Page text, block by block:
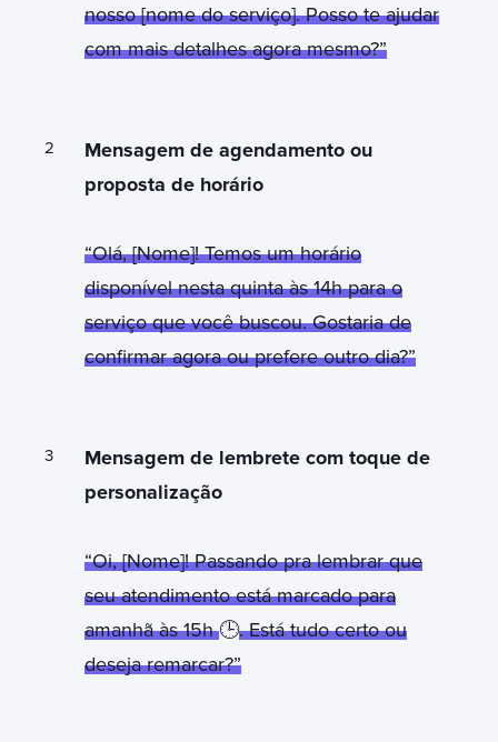
nosso [nome do serviço]. Posso te ajudar
com mais detalhes agora mesmo?”
Mensagem de agendamento ou
proposta de horário
“Olá, [Nome]! Temos um horário
disponível nesta quinta às 14h para o
serviço que você buscou. Gostaria de
confirmar agora ou prefere outro dia?”
Mensagem de lembrete com toque de
personalização
“Oi, [Nome]! Passando pra lembrar que
seu atendimento está marcado para
amanhã às 15h🕒. Está tudo certo ou
deseja remarcar?”